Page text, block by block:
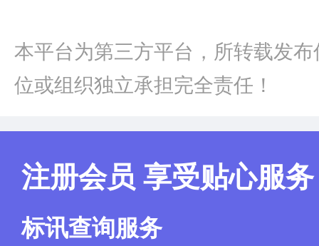
本平台为第三方平台，所转载发
位或组织独立承担完全责任！
注册会员 享受贴心服务
标讯查询服务